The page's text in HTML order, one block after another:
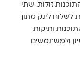
זולות. שתי
לשלוח לינק מתוך
ותיקות
ולמשתמשים